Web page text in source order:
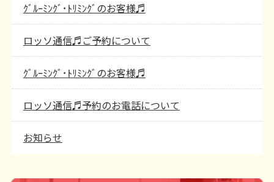
ｸﾞﾙｰﾐﾝｸﾞ･ﾄﾘﾐﾝｸﾞのお客様♬
ロッソ通信♬ご予約について
ｸﾞﾙｰﾐﾝｸﾞ･ﾄﾘﾐﾝｸﾞのお客様♬
ロッソ通信♬予約のお電話について
お知らせ